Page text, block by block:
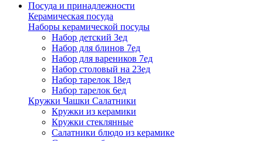
Посуда и принадлежности
Керамическая посуда
Наборы керамической посуды
Набор детский 3ед
Набор для блинов 7ед
Набор для вареников 7ед
Набор столовый на 23ед
Набор тарелок 18ед
Набор тарелок 6ед
Кружки Чашки Салатники
Кружки из керамики
Кружки стеклянные
Салатники блюдо из керамике